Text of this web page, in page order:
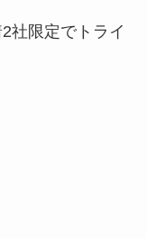
社限定でトライ